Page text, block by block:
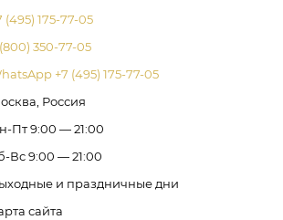
(495) 175-77-05
350-77-05
+7 (495) 175-77-05
Россия
Пт 9:00 — 21:00
Вс 9:00 — 21:00
и праздничные дни
сайта